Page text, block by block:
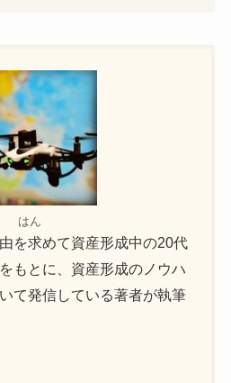
はん
を求めて資産形成中の20代
もとに、資産形成のノウハ
て発信している著者が執筆